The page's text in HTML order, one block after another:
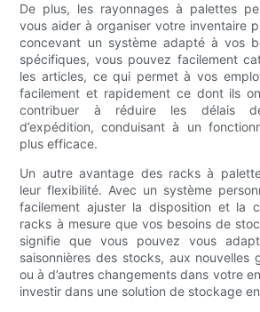
De plus, les rayonnages à palettes
vous aider à organiser votre inventaire
concevant un système adapté à vos
spécifiques, vous pouvez facilement
les articles, ce qui permet à vos
facilement et rapidement ce dont ils
contribuer à réduire les délais
d’expédition, conduisant à un
plus efficace.
Un autre avantage des racks à
leur flexibilité. Avec un système
facilement ajuster la disposition et la
racks à mesure que vos besoins de
signifie que vous pouvez vous
saisonnières des stocks, aux nouvelles
ou à d’autres changements dans votre
investir dans une solution de stockage